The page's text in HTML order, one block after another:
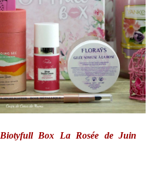
Biotyfull Box La Rosée de Juin